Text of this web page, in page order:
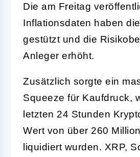
Die am Freitag
Inflationsdaten haben
gestützt und die
Anleger erhöht.
Zusätzlich sorgte ein
Squeeze für Kaufdruck,
letzten 24 Stunden
Wert von über 260
liquidiert wurden. XRP,